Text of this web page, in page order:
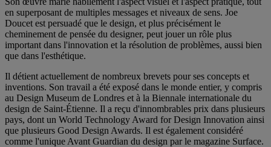
en superposant de multiples messages et niveaux de sens. Joe
Doucet est persuadé que le design, et plus précisément le
cheminement de pensée du designer, peut jouer un rôle plus
important dans l'innovation et la résolution de problèmes, aussi bien
que dans l'esthétique.
Il détient actuellement de nombreux brevets pour ses concepts et
inventions. Son travail a été exposé dans le monde entier, y compris
au Design Museum de Londres et à la Biennale internationale du
design de Saint-Étienne. Il a reçu d'innombrables prix dans plusieurs
pays, dont un World Technology Award for Design Innovation ainsi
que plusieurs Good Design Awards. Il est également considéré
comme l'unique Avant Guardian du design par le magazine Surface.